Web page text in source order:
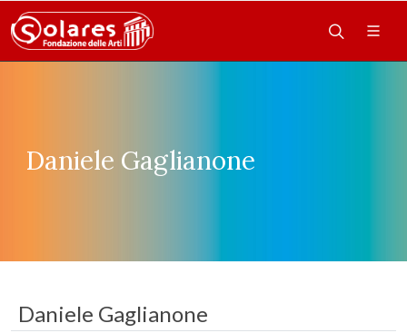
Daniele Gaglianone
Daniele Gaglianone